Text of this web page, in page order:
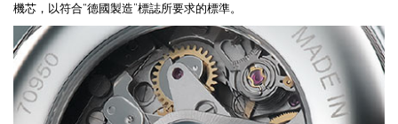
機芯，以符合“德國製造”標誌所要求的標準。